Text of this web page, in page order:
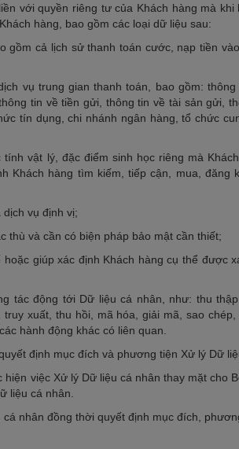
với quyền riêng tư của Khách hàng mà khi
hàng, bao gồm các loại dữ liệu sau:
gồm cả lịch sử thanh toán cước, nạp tiền
vụ trung gian thanh toán, bao gồm:
tin về tiền gửi, thông tin về tài sản gửi,
tín dụng, chi nhánh ngân hàng, tổ chức
vật lý, đặc điểm sinh học riêng mà
Khách hàng tìm kiếm, tiếp cận, mua, đăng
vụ định vị;
thù và cần có biện pháp bảo mật cần thiết;
giúp xác định Khách hàng cụ thể được
tác động tới Dữ liệu cá nhân, như: thu
xuất, thu hồi, mã hóa, giải mã, sao
hành động khác có liên quan.
định mục đích và phương tiện Xử lý Dữ
việc Xử lý Dữ liệu cá nhân thay mặt cho
liệu cá nhân.
nhân đồng thời quyết định mục đích,